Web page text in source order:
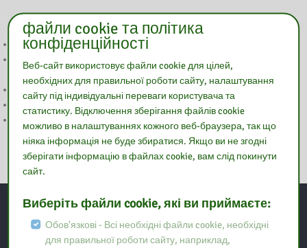
Warsztaty LEGO inspirowane książką
Biblioteka Pedagogiczna na I Targach Edukacji i Pracy w Makowie
Mazowieckim
Tydzień Czytania Dzieciom
Tydzień Czytania Dzieciom
Szkolenie „Sztuczna inteligencja w pracy nauczyciela”
Kontakt
файли cookie та політика
конфіденційності
Веб-сайт використовує файли cookie для цілей,
необхідних для правильної роботи сайту, налаштування
сайту під індивідуальні переваги користувача та
статистику. Відключення зберігання файлів cookie
можливо в налаштуваннях кожного веб-браузера, так що
ніяка інформація не буде збиратися. Якщо ви не згодні
зберігати інформацію в файлах cookie, вам слід покинути
сайт.
Виберіть файли cookie, які ви приймаєте:
Обов'язкові - Всі необхідні файли cookie, необхідні
для правильної роботи сайту, наприклад,